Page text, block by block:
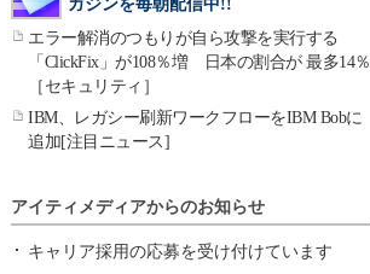
ガジンを毎朝配信中!!
エラー解消のつもりが自ら攻撃を実行する
「ClickFix」が108％増 日本の割合が 最多14％
［セキュリティ］
IBM、レガシー刷新ワークフローをIBM Bobに
追加[注目ニュース]
アイティメディアからのお知らせ
キャリア採用の応募を受け付けています